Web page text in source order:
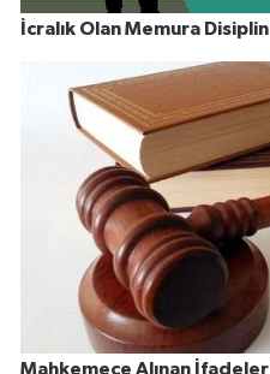
İcralık Olan Memura
Mahkemece Alınan